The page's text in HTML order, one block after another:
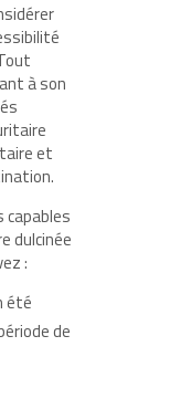
à son
et
dulcinée
:
été
de